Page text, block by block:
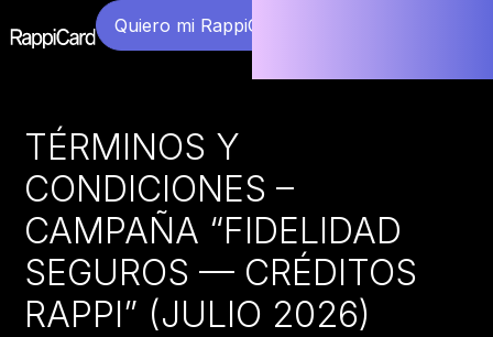
Quiero mi RappiCard
TÉRMINOS Y
CONDICIONES –
CAMPAÑA “FIDELIDAD
SEGUROS — CRÉDITOS
RAPPI” (JULIO 2026)